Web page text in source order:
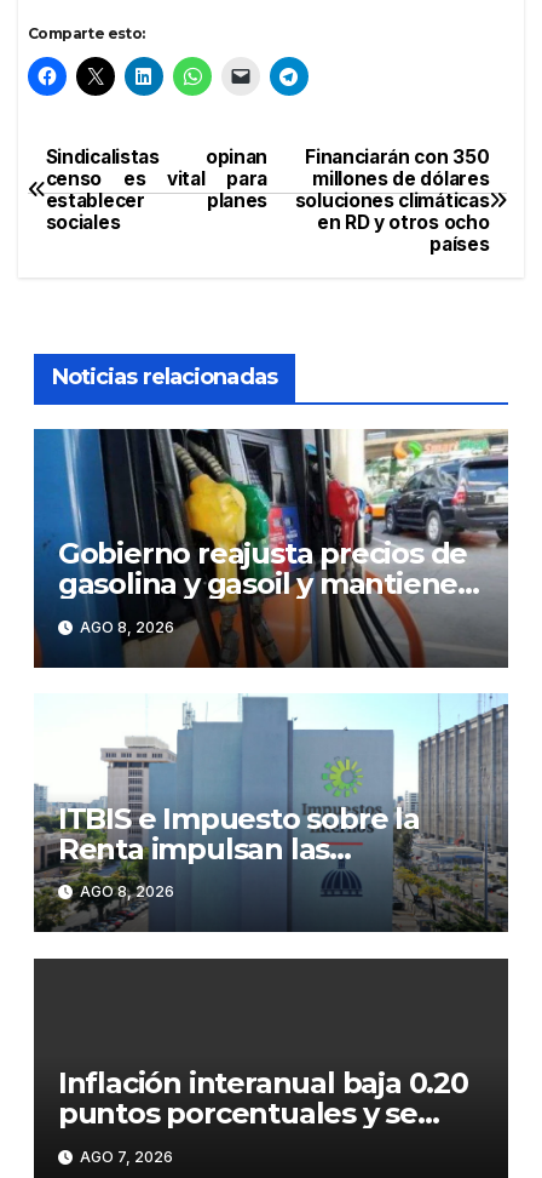
Comparte esto:
Navegación
de
Financiarán con 350
millones de dólares
soluciones climáticas
en RD y otros ocho
países
Sindicalistas opinan
censo es vital para
establecer planes
sociales
Noticias relacionadas
Gobierno reajusta precios de
gasolina y gasoil y mantiene
congelado el GLP
AGO 8, 2026
ITBIS e Impuesto sobre la
Renta impulsan las
recaudaciones de la DGII;
superan los RD$81,475
millones en julio
AGO 8, 2026
Inflación interanual baja 0.20
puntos porcentuales y se
sitúa en 5.47 %
AGO 7, 2026